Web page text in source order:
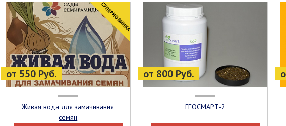
от 550 Руб.
CУПЕРНОВИНКА
Живая вода для замачивания
семян
от 800 Руб.
ГЕОСМАРТ-2